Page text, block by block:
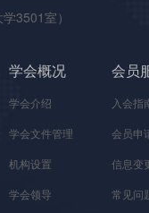
3501室）
学会概况
学会介绍
学会文件管理
机构设置
学会领导
会员
入会指
会员申
信息变
常见问